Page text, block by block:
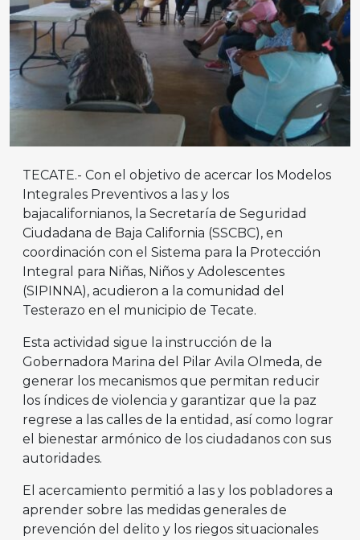
TECATE.- Con el objetivo de acercar los Modelos
Integrales Preventivos a las y los
bajacalifornianos, la Secretaría de Seguridad
Ciudadana de Baja California (SSCBC), en
coordinación con el Sistema para la Protección
Integral para Niñas, Niños y Adolescentes
(SIPINNA), acudieron a la comunidad del
Testerazo en el municipio de Tecate.
Esta actividad sigue la instrucción de la
Gobernadora Marina del Pilar Avila Olmeda, de
generar los mecanismos que permitan reducir
los índices de violencia y garantizar que la paz
regrese a las calles de la entidad, así como lograr
el bienestar armónico de los ciudadanos con sus
autoridades.
El acercamiento permitió a las y los pobladores a
aprender sobre las medidas generales de
prevención del delito y los riegos situacionales